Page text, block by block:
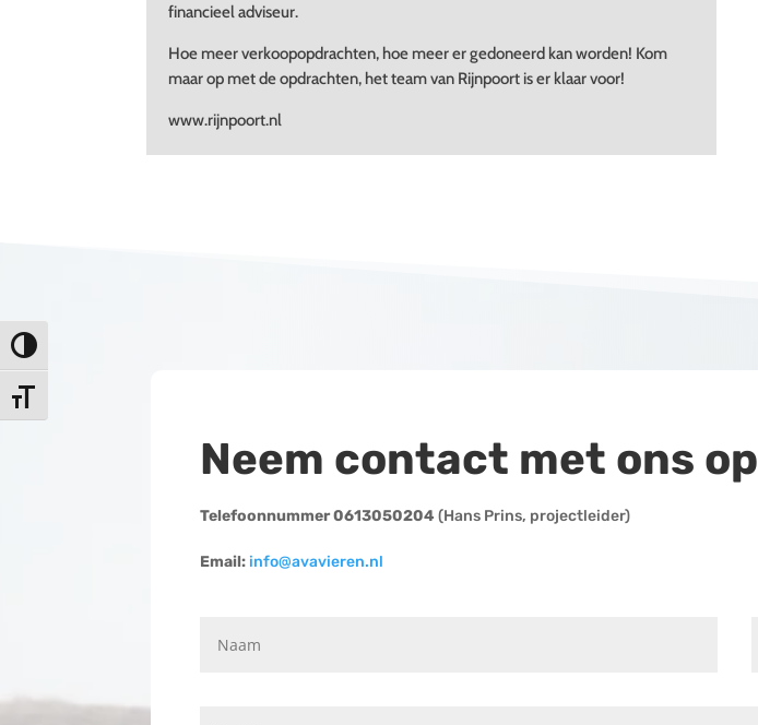
Keuze voor hoog contrast
Kies grootte van het lettertype
financieel adviseur.
Hoe meer verkoopopdrachten, hoe meer er gedoneerd kan worden! Kom
maar op met de opdrachten, het team van Rijnpoort is er klaar voor!
www.rijnpoort.nl
Neem contact met ons op
Telefoonnummer 0613050204 (Hans Prins, projectleider)
Email: info@avavieren.nl